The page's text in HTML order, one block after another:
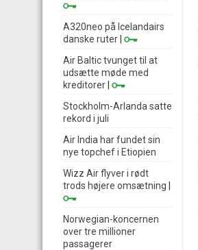
A320neo på Icelandairs
danske ruter
Air Baltic tvunget til at
udsætte møde med
kreditorer
Stockholm-Arlanda satte
rekord i juli
Air India har fundet sin
nye topchef i Etiopien
Wizz Air flyver i rødt
trods højere omsætning
Norwegian-koncernen
over tre millioner
passagerer